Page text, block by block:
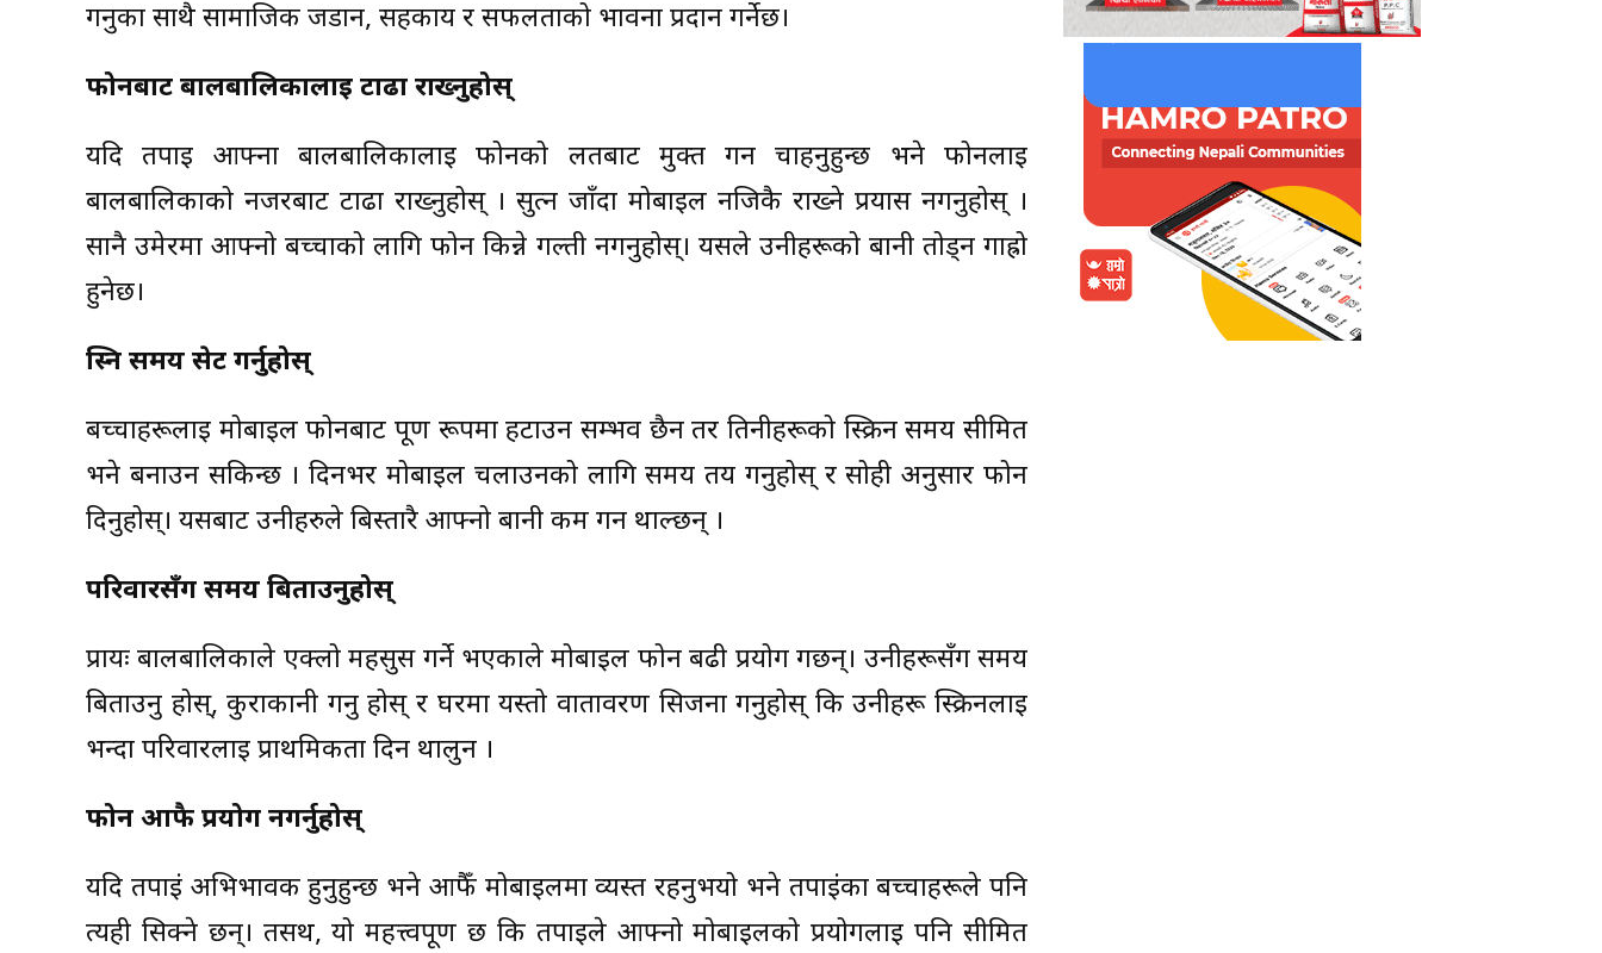
गर्नुका साथै सामाजिक जडान, सहकार्य र सफलताको भावना प्रदान गर्नेछ।
फोनबाट बालबालिकालाइ टाढा राख्नुहोस्
यदि तपाई आफ्ना बालबालिकालाई फोनको लतबाट मुक्त गर्न चाहनुहुन्छ भने फोनलाई
बालबालिकाको नजरबाट टाढा राख्नुहोस् । सुत्न जाँदा मोबाइल नजिकै राख्ने प्रयास नगर्नुहोस् ।
सानै उमेरमा आफ्नो बच्चाको लागि फोन किन्ने गल्ती नगर्नुहोस्। यसले उनीहरूको बानी तोड्न गाह्रो
हुनेछ।
स्क्रिन समय सेट गर्नुहोस्
बच्चाहरूलाई मोबाइल फोनबाट पूर्ण रूपमा हटाउन सम्भव छैन तर तिनीहरूको स्क्रिन समय सीमित
भने बनाउन सकिन्छ । दिनभर मोबाइल चलाउनको लागि समय तय गर्नुहोस् र सोही अनुसार फोन
दिनुहोस्। यसबाट उनीहरुले बिस्तारै आफ्नो बानी कम गर्न थाल्छन् ।
परिवारसँग समय बिताउनुहोस्
प्रायः बालबालिकाले एक्लो महसुस गर्ने भएकाले मोबाइल फोन बढी प्रयोग गर्छन्। उनीहरूसँग समय
बिताउनु होस्, कुराकानी गर्नु होस् र घरमा यस्तो वातावरण सिर्जना गर्नुहोस् कि उनीहरू स्क्रिनलाई
भन्दा परिवारलाई प्राथमिकता दिन थालुन ।
फोन आफै प्रयोग नगर्नुहोस्
यदि तपाईं अभिभावक हुनुहुन्छ भने आफैँ मोबाइलमा व्यस्त रहनुभयो भने तपाईंका बच्चाहरूले पनि
त्यही सिक्ने छन्। तसर्थ, यो महत्त्वपूर्ण छ कि तपाईले आफ्नो मोबाइलको प्रयोगलाई पनि सीमित